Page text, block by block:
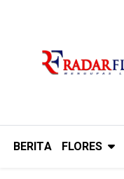
BERITA FLORES